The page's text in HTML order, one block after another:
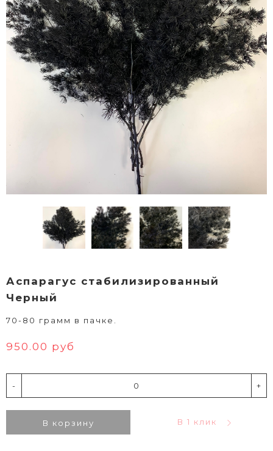
Аспарагус стабилизированный
Черный
70-80 грамм в пачке.
950.00 руб
- +
В корзину В 1 клик